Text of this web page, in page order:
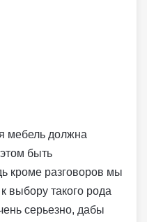
мебель должна
быть
кроме разговоров мы
выбору такого рода
серьезно, дабы